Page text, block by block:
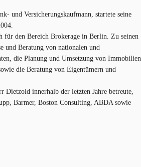
und Versicherungskaufmann, startete seine
für den Bereich Brokerage in Berlin. Zu seinen
und Beratung von nationalen und
die Planung und Umsetzung von Immobilien
die Beratung von Eigentümern und
Dietzold innerhalb der letzten Jahre betreute,
Barmer, Boston Consulting, ABDA sowie